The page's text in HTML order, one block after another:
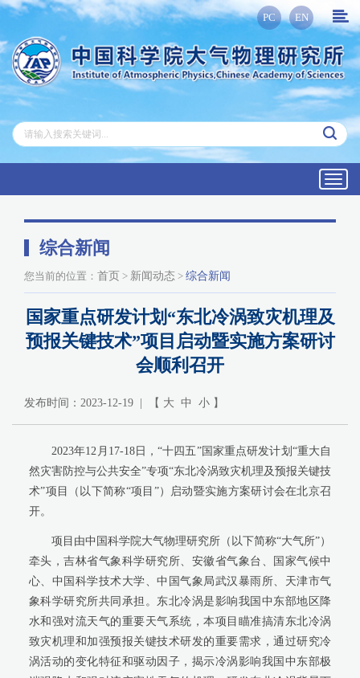
PC EN
综合新闻
您当前的位置： 首页 > 新闻动态 > 综合新闻
国家重点研发计划“东北冷涡致灾机理及
预报关键技术”项目启动暨实施方案研讨
会顺利召开
发布时间：2023-12-19 | 【 大 中 小 】
2023年12月17-18日，“十四五”国家重点研发计划“重大自
然灾害防控与公共安全”专项“东北冷涡致灾机理及预报关键技
术”项目（以下简称“项目”）启动暨实施方案研讨会在北京召
开。
项目由中国科学院大气物理研究所（以下简称“大气所”）
牵头，吉林省气象科学研究所、安徽省气象台、国家气候中
心、中国科学技术大学、中国气象局武汉暴雨所、天津市气
象科学研究所共同承担。东北冷涡是影响我国中东部地区降
水和强对流天气的重要天气系统，本项目瞄准搞清东北冷涡
致灾机理和加强预报关键技术研发的重要需求，通过研究冷
涡活动的变化特征和驱动因子，揭示冷涡影响我国中东部极